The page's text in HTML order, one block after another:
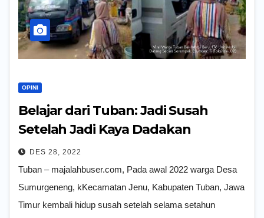
OPINI
Belajar dari Tuban: Jadi Susah
Setelah Jadi Kaya Dadakan
DES 28, 2022
Tuban – majalahbuser.com, Pada awal 2022 warga Desa
Sumurgeneng, kKecamatan Jenu, Kabupaten Tuban, Jawa
Timur kembali hidup susah setelah selama setahun